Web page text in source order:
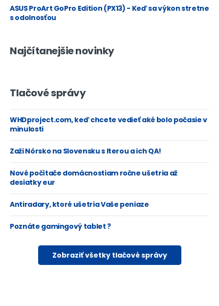
ASUS ProArt GoPro Edition (PX13) - Keď sa výkon stretne
s odolnosťou
Najčítanejšie novinky
Tlačové správy
WHDproject.com, keď chcete vedieť aké bolo počasie v
minulosti
Zaži Nórsko na Slovensku s Iterou a ich QA!
Nové počítače domácnostiam ročne ušetria až
desiatky eur
Antiradary, ktoré ušetria Vaše peniaze
Poznáte gamingový tablet ?
Zobraziť všetky tlačové správy